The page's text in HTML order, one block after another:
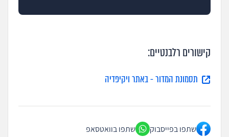
קישורים רלבנטיים:
תסמונת המדור - באתר ויקיפדיה
שתפו בפייסבוק שתפו בוואטסאפ